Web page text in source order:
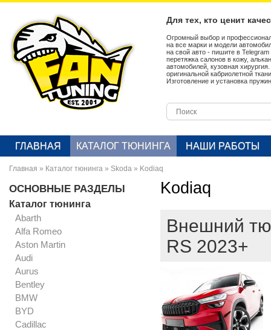
Для тех, кто ценит
Огромный выбор и
на все марки и модели
на свой авто - пишите в
перетяжка салонов в кожу,
автомобилей, кузовная
оригинальной кабриолетной
Изготовление и установка
ГЛАВНАЯ КАТАЛОГ ТЮНИНГА НАШИ РАБОТЫ
Главная » Каталог тюнинга » Skoda » Kodiaq
ОСНОВНЫЕ РАЗДЕЛЫ
Каталог тюнинга
Abarth
Alfa Romeo
Aston Martin
Audi
Aurus
Bentley
BMW
BYD
Cadillac
Kodiaq
Внешний
RS 2023+